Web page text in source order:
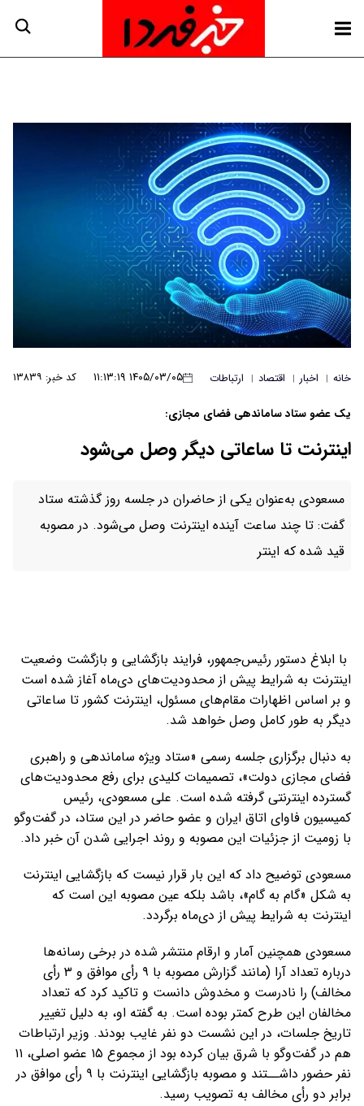
خانه | اخبار | اقتصاد | ارتباطات ۱۴۰۵/۰۳/۰۵ ۱۱:۱۳:۱۹ کد خبر: ۱۳۸۳۹
یک عضو ستاد ساماندهی فضای مجازی:
اینترنت تا ساعاتی دیگر وصل می‌شود
مسعودی به‌عنوان یکی از حاضران در جلسه روز گذشته ستاد
گفت: تا چند ساعت آینده اینترنت وصل می‌شود. در مصوبه
قید شده که اینتر
با ابلاغ دستور رئیس‌جمهور، فرایند بازگشایی و بازگشت وضعیت
اینترنت به شرایط پیش از محدودیت‌های دی‌ماه آغاز شده است
و بر اساس اظهارات مقام‌های مسئول، اینترنت کشور تا ساعاتی
دیگر به طور کامل وصل خواهد شد.
به دنبال برگزاری جلسه رسمی «ستاد ویژه ساماندهی و راهبری
فضای مجازی دولت»، تصمیمات کلیدی برای رفع محدودیت‌های
گسترده اینترنتی گرفته شده است. علی مسعودی، رئیس
کمیسیون فاوای اتاق ایران و عضو حاضر در این ستاد، در گفت‌وگو
با زومیت از جزئیات این مصوبه و روند اجرایی شدن آن خبر داد.
مسعودی توضیح داد که این بار قرار نیست که بازگشایی اینترنت
به شکل «گام به گام»، باشد بلکه عین مصوبه این است که
اینترنت به شرایط پیش از دی‌ماه برگردد.
مسعودی همچنین آمار و ارقام منتشر شده در برخی رسانه‌ها
درباره تعداد آرا (مانند گزارش مصوبه با ۹ رأی موافق و ۳ رأی
مخالف) را نادرست و مخدوش دانست و تاکید کرد که تعداد
مخالفان این طرح کمتر بوده است. به گفته او، به دلیل تغییر
تاریخ جلسات، در این نشست دو نفر غایب بودند. وزیر ارتباطات
هم در گفت‌وگو با شرق بیان کرده بود از مجموع ۱۵ عضو اصلی، ۱۱
نفر حضور داشــتند و مصوبه بازگشایی اینترنت با ۹ رأی موافق در
برابر دو رأی مخالف به تصویب رسید.